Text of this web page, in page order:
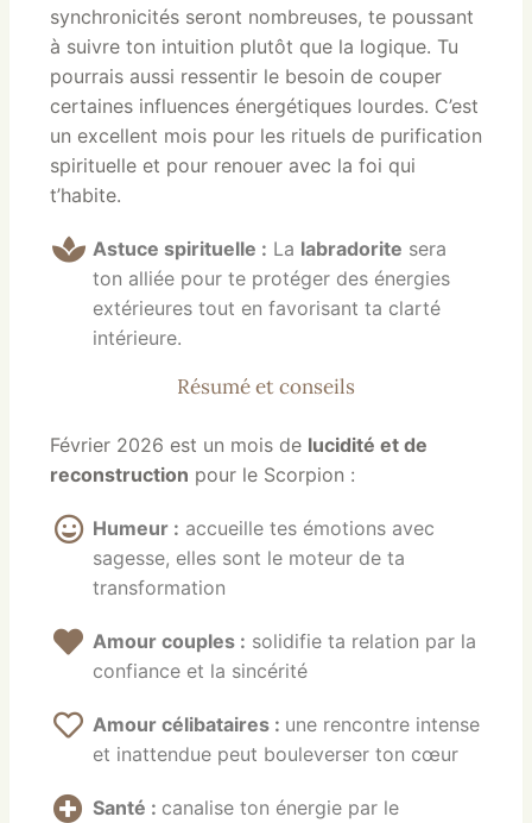
synchronicités seront nombreuses, te poussant
à suivre ton intuition plutôt que la logique. Tu
pourrais aussi ressentir le besoin de couper
certaines influences énergétiques lourdes. C’est
un excellent mois pour les rituels de purification
spirituelle et pour renouer avec la foi qui
t’habite.
Astuce spirituelle : La labradorite sera
ton alliée pour te protéger des énergies
extérieures tout en favorisant ta clarté
intérieure.
Résumé et conseils
Février 2026 est un mois de lucidité et de
reconstruction pour le Scorpion :
Humeur : accueille tes émotions avec
sagesse, elles sont le moteur de ta
transformation
Amour couples : solidifie ta relation par la
confiance et la sincérité
Amour célibataires : une rencontre intense
et inattendue peut bouleverser ton cœur
Santé : canalise ton énergie par le